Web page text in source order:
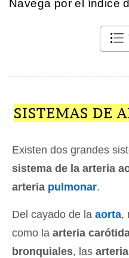
Navega por el índice
SISTEMAS DE
Existen dos grandes
sistema de la arteria
arteria pulmonar.
Del cayado de la aorta,
como la arteria
bronquiales, las